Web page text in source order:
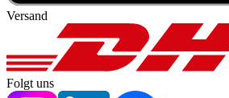
Versand
Folgt uns